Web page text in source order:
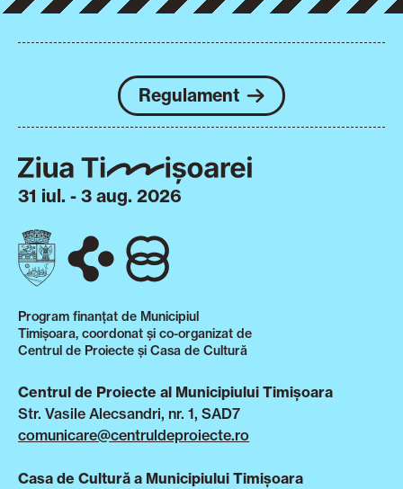
Regulament
31 iul. - 3 aug. 2026
Program finanțat de Municipiul
Timișoara, coordonat și co-organizat de
Centrul de Proiecte și Casa de Cultură
Centrul de Proiecte al Municipiului Timișoara
Str. Vasile Alecsandri, nr. 1, SAD7
comunicare@centruldeproiecte.ro
Casa de Cultură a Municipiului Timișoara